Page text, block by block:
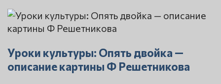
Уроки культуры: Опять двойка —
описание картины Ф Решетникова